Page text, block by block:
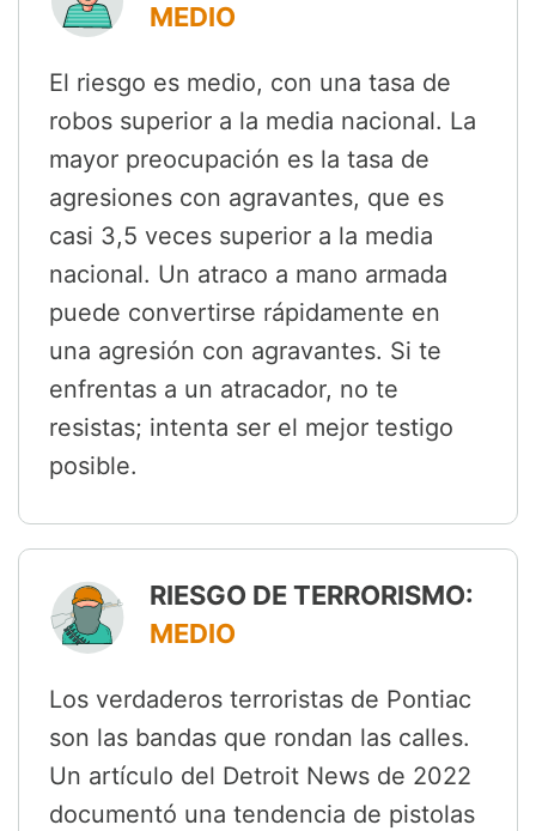
MEDIO
El riesgo es medio, con una tasa de
robos superior a la media nacional. La
mayor preocupación es la tasa de
agresiones con agravantes, que es
casi 3,5 veces superior a la media
nacional. Un atraco a mano armada
puede convertirse rápidamente en
una agresión con agravantes. Si te
enfrentas a un atracador, no te
resistas; intenta ser el mejor testigo
posible.
RIESGO DE TERRORISMO:
MEDIO
Los verdaderos terroristas de Pontiac
son las bandas que rondan las calles.
Un artículo del Detroit News de 2022
documentó una tendencia de pistolas